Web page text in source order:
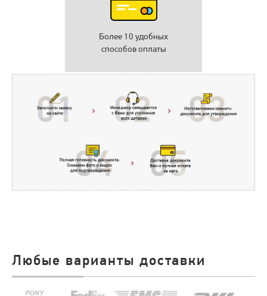
Более 10 удобных
способов оплаты
Любые варианты доставки